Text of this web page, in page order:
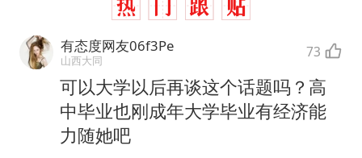
有态度网友06f3Pe
山西大同 73
可以大学以后再谈这个话题吗？高
中毕业也刚成年大学毕业有经济能
力随她吧